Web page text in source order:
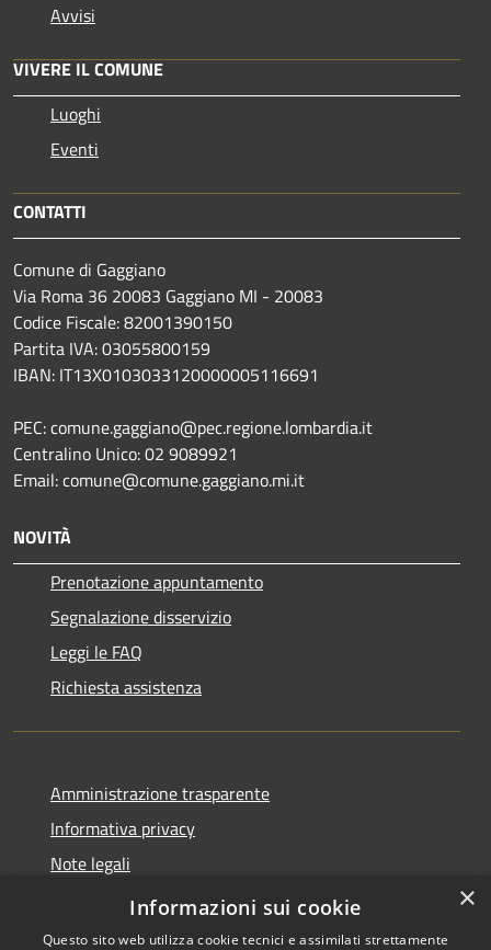
Avvisi
VIVERE IL COMUNE
Luoghi
Eventi
CONTATTI
Comune di Gaggiano
Via Roma 36 20083 Gaggiano MI - 20083
Codice Fiscale: 82001390150
Partita IVA: 03055800159
IBAN: IT13X0103033120000005116691
PEC: comune.gaggiano@pec.regione.lombardia.it
Centralino Unico: 02 9089921
Email: comune@comune.gaggiano.mi.it
NOVITÀ
Prenotazione appuntamento
Segnalazione disservizio
Leggi le FAQ
Richiesta assistenza
Amministrazione trasparente
Informativa privacy
Note legali
Dichiarazione di accessibilità
×
Informazioni sui cookie
Questo sito web utilizza cookie tecnici e assimilati strettamente